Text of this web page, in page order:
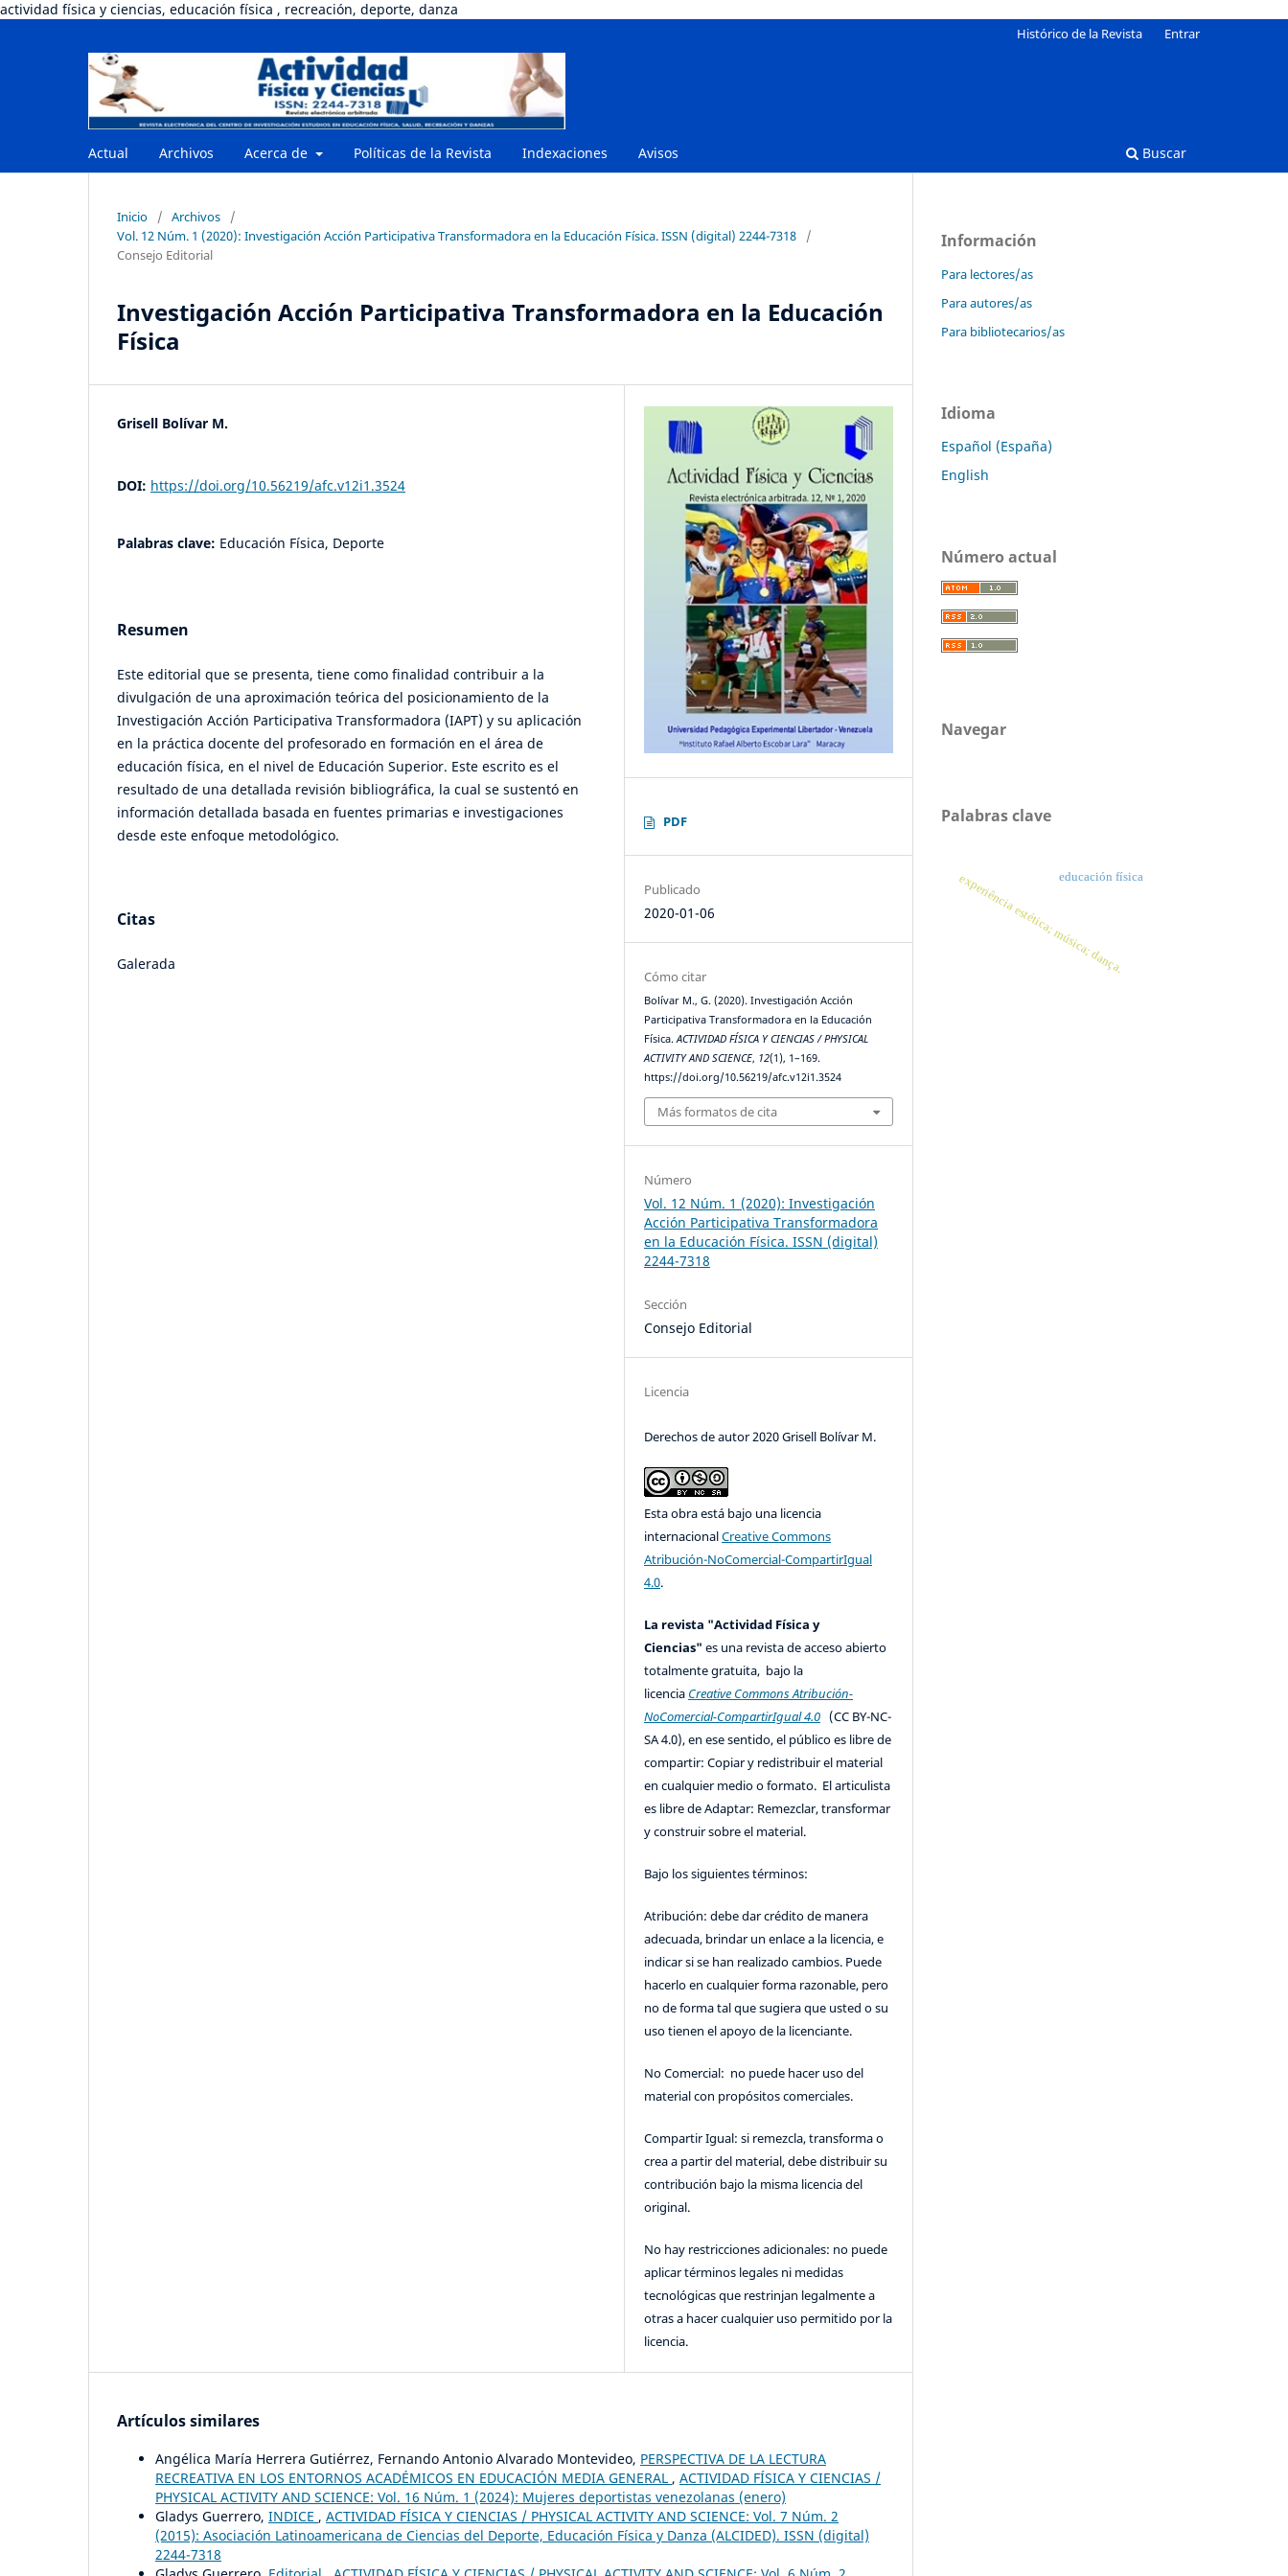
actividad física y ciencias, educación física , recreación, deporte, danza
Actual Archivos Acerca de Políticas de la Revista Indexaciones Avisos Buscar
Histórico de la Revista Entrar
Inicio / Archivos
/
Vol. 12 Núm. 1 (2020): Investigación Acción Participativa Transformadora en la Educación Física. ISSN (digital) 2244-7318
/
Consejo Editorial
Investigación Acción Participativa Transformadora en la Educación
Física
Grisell Bolívar M.
DOI: https://doi.org/10.56219/afc.v12i1.3524
Palabras clave: Educación Física, Deporte
Resumen
Este editorial que se presenta, tiene como finalidad contribuir a la
divulgación de una aproximación teórica del posicionamiento de la
Investigación Acción Participativa Transformadora (IAPT) y su aplicación
en la práctica docente del profesorado en formación en el área de
educación física, en el nivel de Educación Superior. Este escrito es el
resultado de una detallada revisión bibliográfica, la cual se sustentó en
información detallada basada en fuentes primarias e investigaciones
desde este enfoque metodológico.
Citas
Galerada
PDF
Publicado
2020-01-06
Cómo citar
Bolívar M., G. (2020). Investigación Acción
Participativa Transformadora en la Educación
Física.ACTIVIDAD FÍSICA Y CIENCIAS / PHYSICAL
ACTIVITY AND SCIENCE, 12(1), 1–169.
https://doi.org/10.56219/afc.v12i1.3524
Más formatos de cita
Número
Vol. 12 Núm. 1 (2020): Investigación
Acción Participativa Transformadora
en la Educación Física. ISSN (digital)
2244-7318
Sección
Consejo Editorial
Licencia
Derechos de autor 2020 Grisell Bolívar M.
Esta obra está bajo una licencia
internacionalCreative Commons
Atribución-NoComercial-CompartirIgual
4.0.
La revista "Actividad Física y
Ciencias"es una revista de acceso abierto
totalmente gratuita, bajo la
licencia Creative Commons Atribución-
NoComercial-CompartirIgual 4.0 (CC BY-NC-
SA 4.0), en ese sentido, el público es libre de
compartir: Copiar y redistribuir el material
en cualquier medio o formato. El articulista
es libre de Adaptar: Remezclar, transformar
y construir sobre el material.
Bajo los siguientes términos:
Atribución: debe dar crédito de manera
adecuada, brindar un enlace a la licencia, e
indicar si se han realizado cambios. Puede
hacerlo en cualquier forma razonable, pero
no de forma tal que sugiera que usted o su
uso tienen el apoyo de la licenciante.
No Comercial: no puede hacer uso del
material con propósitos comerciales.
Compartir Igual: si remezcla, transforma o
crea a partir del material, debe distribuir su
contribución bajo la misma licencia del
original.
No hay restricciones adicionales: no puede
aplicar términos legales ni medidas
tecnológicas que restrinjan legalmente a
otras a hacer cualquier uso permitido por la
licencia.
Artículos similares
Angélica María Herrera Gutiérrez, Fernando Antonio Alvarado Montevideo, PERSPECTIVA DE LA LECTURA
RECREATIVA EN LOS ENTORNOS ACADÉMICOS EN EDUCACIÓN MEDIA GENERAL , ACTIVIDAD FÍSICA Y CIENCIAS /
PHYSICAL ACTIVITY AND SCIENCE: Vol. 16 Núm. 1 (2024): Mujeres deportistas venezolanas (enero)
Gladys Guerrero, INDICE , ACTIVIDAD FÍSICA Y CIENCIAS / PHYSICAL ACTIVITY AND SCIENCE: Vol. 7 Núm. 2
(2015): Asociación Latinoamericana de Ciencias del Deporte, Educación Física y Danza (ALCIDED). ISSN (digital)
2244-7318
Información
Para lectores/as
Para autores/as
Para bibliotecarios/as
Idioma
Español (España)
English
Número actual
Navegar
Palabras clave
educación física
experiência estética; música; dança.